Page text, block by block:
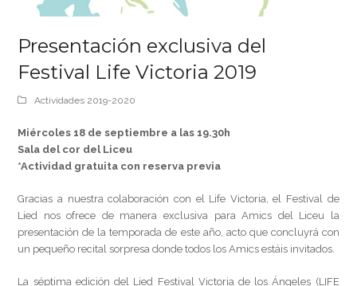
Presentación exclusiva del
Festival Life Victoria 2019
Actividades 2019-2020
Miércoles 18 de septiembre a las 19.30h
Sala del cor del Liceu
*Actividad gratuita con reserva previa
Gracias a nuestra colaboración con el Life Victoria, el Festival de
Lied nos ofrece de manera exclusiva para Amics del Liceu la
presentación de la temporada de este año, acto que concluyrá con
un pequeño recital sorpresa donde todos los Amics estáis invitados.
La séptima edición del Lied Festival Victoria de los Ángeles (LIFE